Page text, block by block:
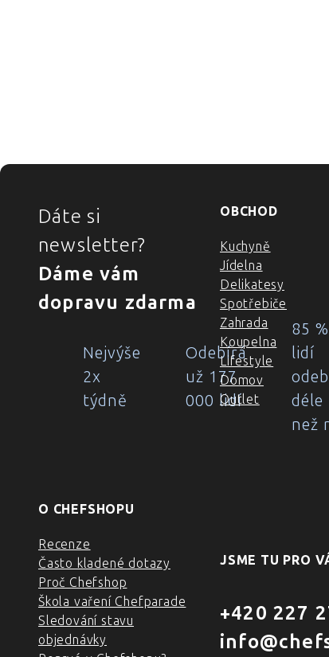
ZÁPATÍ
Dáte si
newsletter?
Dáme vám
dopravu zdarma
Nejvýše
2x
týdně
Odebírá
už 177
000 lidí
85 %
lidí
déle
než
OBCHOD
Kuchyně
Jídelna
Delikatesy
Spotřebiče
Zahrada
Koupelna
Lifestyle
Domov
Outlet
O CHEFSHOPU
Recenze
Často kladené dotazy
Proč Chefshop
Škola vaření Chefparade
Sledování stavu
objednávky
JSME TU PRO
+420 227